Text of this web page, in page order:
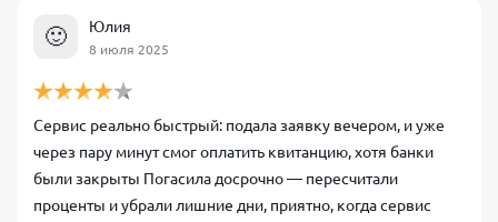
🙂 Юлия
8 июля 2025
Сервис реально быстрый: подала заявку вечером, и уже
через пару минут смог оплатить квитанцию, хотя банки
были закрыты Погасила досрочно — пересчитали
проценты и убрали лишние дни, приятно, когда сервис